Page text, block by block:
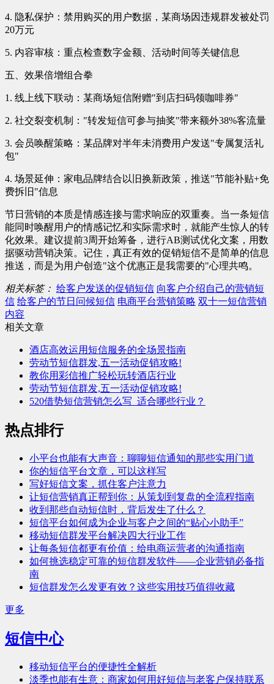
4. 隐私保护：禁用购买的用户数据，某商场因违规群发被处罚
20万元
5. 内容审核：重点检查数字金额、活动时间等关键信息
五、效果倍增组合拳
1. 线上线下联动：某商场短信附赠"到店扫码领咖啡券"
2. 社交裂变机制："转发短信可参与抽奖"带来额外38%客流量
3. 会员唤醒策略：某品牌对半年未消费用户发送"专属复活礼
包"
4. 场景延伸：家电品牌结合以旧换新政策，推送"节能补贴+免
费拆旧"信息
节日营销的本质是情感连接与需求响应的双重奏。当一条短信
能同时唤醒用户的情感记忆和实际需求时，就能产生惊人的转
化效果。建议提前3周开始筹备，进行AB测试优化文案，用数
据驱动营销决策。记住，真正有效的促销短信不是简单的信息
推送，而是为用户创造"这个优惠正是我需要的"心理共鸣。
相关标签： 给客户发送的促销短信 向客户介绍自己的营销短
信 给客户的节日问候短信 电商平台营销策略 双十一短信营销
内容
相关文章
酒店高效运用短信服务的全场景指南
劳动节短信群发,五一活动促销攻略!
教你用彩信推广轻松玩转酒店行业
劳动节短信群发,五一活动促销攻略!
520借势短信营销怎么写_适合哪些行业？
热点排行
小平台也能有大声音：聊聊短信通知的那些实用门道
你的短信平台文章，可以这样写
写好短信文案，抓住客户注意力
让短信营销真正帮到你：从策划到复盘的全流程指南
收到那些自动短信时，背后发生了什么？
短信平台如何成为企业与客户之间的“贴心小助手”
移动短信群发平台解决四大行业工作
让每条短信都更有价值：给电商运营者的沟通指南
如何挑选稳定可靠的短信群发软件——企业营销必备指
南
短信群发怎么发更有效？这些实用技巧值得收藏
更多
短信中心
移动短信平台的便捷性全解析
淡季也能有生意：商家如何用好短信与老客户保持联系